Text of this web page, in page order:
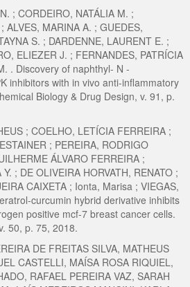
; CORDEIRO, NATÁLIA M. ;
ALVES, MARINA A. ; GUEDES,
S. ; DARDENNE, LAURENT E. ;
ELIEZER J. ; FERNANDES, PATRÍCIA
. Discovery of naphthyl- N -
inhibitors with in vivo anti-inflammatory
Biology & Drug Design, v. 91, p.
; COELHO, LETÍCIA FERREIRA ;
; PEREIRA, RODRIGO
ÁLVARO FERREIRA ;
; DE OLIVEIRA HORVATH, RENATO ;
CAIXETA ; Ionta, Marisa ; VIEGAS,
curcumin hybrid derivative inhibits
positive mcf-7 breast cancer cells.
50, p. 75, 2018.
DE FREITAS SILVA, MATHEUS
CASTELLI, MAÍSA ROSA RIQUIEL,
RAFAEL PEREIRA VAZ, SARAH